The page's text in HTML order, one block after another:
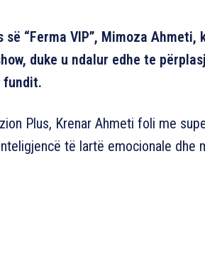
“Ferma VIP”, Mimoza Ahmeti,
duke u ndalur edhe te
fundit.
Plus, Krenar Ahmeti foli me
të lartë emocionale dhe